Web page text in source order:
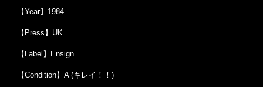
【Year】1984
【Press】UK
【Label】Ensign
【Condition】A (キレイ！！)